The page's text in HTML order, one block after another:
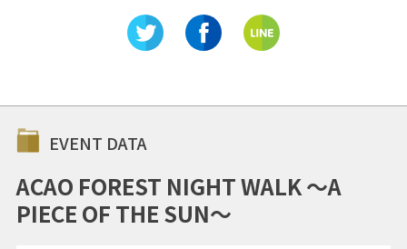
EVENT DATA
ACAO FOREST NIGHT WALK ～A
PIECE OF THE SUN～